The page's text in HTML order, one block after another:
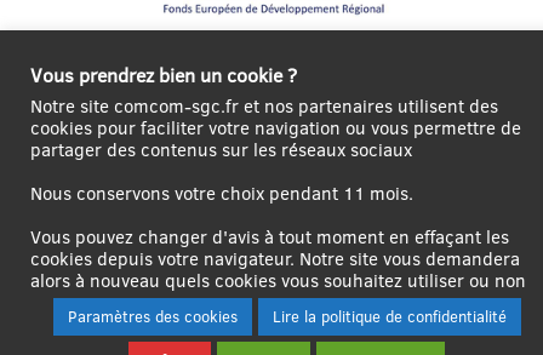
Européen de Développement Régional à hauteur de 12 572€
connecter|Se
déconnecter
Créer un
compte
utilisateur
Contact
Plan
du
site
Mentions
légales
Vous prendrez bien un cookie ?
Notre site comcom-sgc.fr et nos partenaires utilisent des
cookies pour faciliter votre navigation ou vous permettre de
partager des contenus sur les réseaux sociaux
Nous conservons votre choix pendant 11 mois.
Vous pouvez changer d'avis à tout moment en effaçant les
cookies depuis votre navigateur. Notre site vous demandera
alors à nouveau quels cookies vous souhaitez utiliser ou non
Paramètres des cookies
Lire la politique de confidentialité